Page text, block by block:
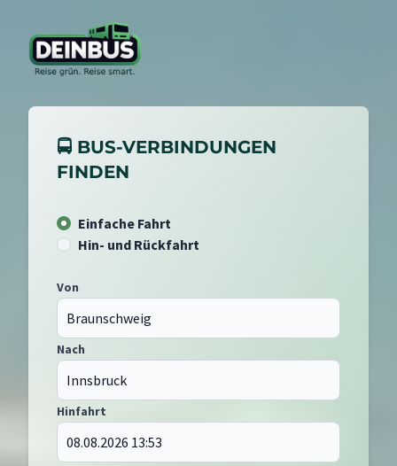
🚍 BUS-VERBINDUNGEN
FINDEN
Einfache Fahrt
Hin- und Rückfahrt
Von
Nach
Hinfahrt